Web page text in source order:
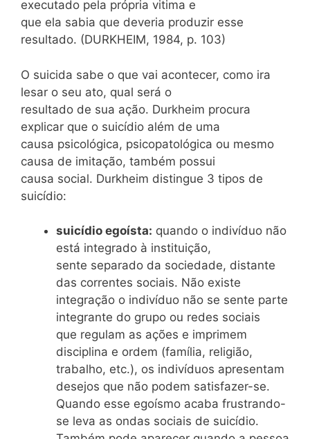
executado pela própria vitima e
que ela sabia que deveria produzir esse
resultado. (DURKHEIM, 1984, p. 103)
O suicida sabe o que vai acontecer, como ira
lesar o seu ato, qual será o
resultado de sua ação. Durkheim procura
explicar que o suicídio além de uma
causa psicológica, psicopatológica ou mesmo
causa de imitação, também possui
causa social. Durkheim distingue 3 tipos de
suicídio:
suicídio egoísta: quando o indivíduo não
está integrado à instituição,
sente separado da sociedade, distante
das correntes sociais. Não existe
integração o indivíduo não se sente parte
integrante do grupo ou redes sociais
que regulam as ações e imprimem
disciplina e ordem (família, religião,
trabalho, etc.), os indivíduos apresentam
desejos que não podem satisfazer-se.
Quando esse egoísmo acaba frustrando-
se leva as ondas sociais de suicídio.